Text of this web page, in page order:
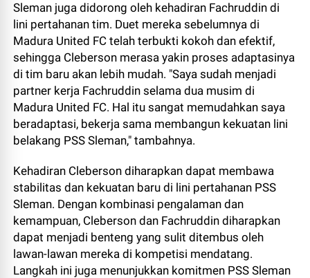
Sleman juga didorong oleh kehadiran Fachruddin di
lini pertahanan tim. Duet mereka sebelumnya di
Madura United FC telah terbukti kokoh dan efektif,
sehingga Cleberson merasa yakin proses adaptasinya
di tim baru akan lebih mudah. "Saya sudah menjadi
partner kerja Fachruddin selama dua musim di
Madura United FC. Hal itu sangat memudahkan saya
beradaptasi, bekerja sama membangun kekuatan lini
belakang PSS Sleman," tambahnya.
Kehadiran Cleberson diharapkan dapat membawa
stabilitas dan kekuatan baru di lini pertahanan PSS
Sleman. Dengan kombinasi pengalaman dan
kemampuan, Cleberson dan Fachruddin diharapkan
dapat menjadi benteng yang sulit ditembus oleh
lawan-lawan mereka di kompetisi mendatang.
Langkah ini juga menunjukkan komitmen PSS Sleman